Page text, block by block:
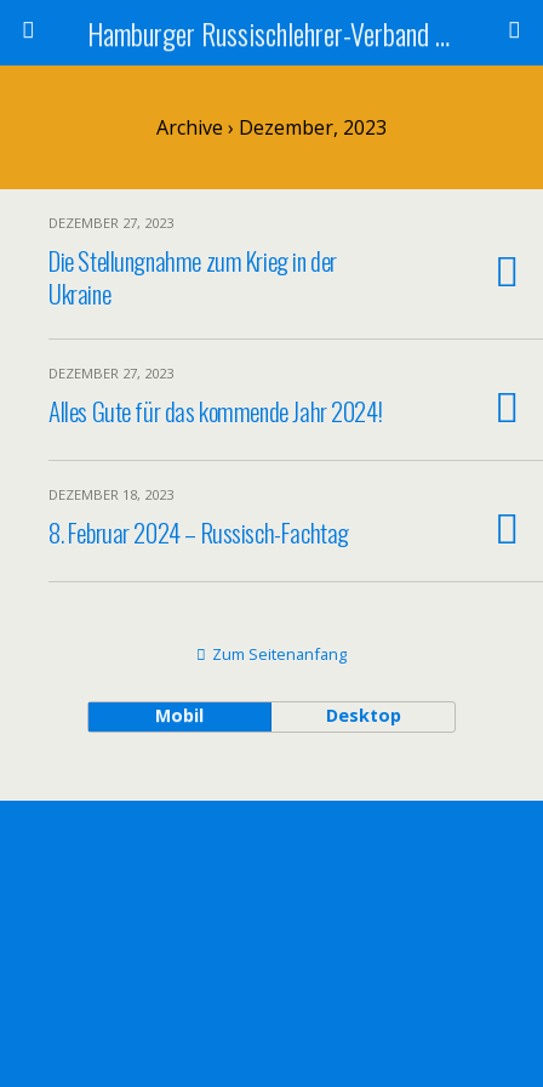
Hamburger Russischlehrer-Verband e.V.
Archive › Dezember, 2023
DEZEMBER 27, 2023
Die Stellungnahme zum Krieg in der
Ukraine
DEZEMBER 27, 2023
Alles Gute für das kommende Jahr 2024!
DEZEMBER 18, 2023
8. Februar 2024 – Russisch-Fachtag
Zum Seitenanfang
Mobil Desktop